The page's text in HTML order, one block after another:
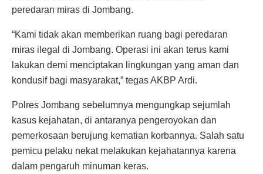
peredaran miras di Jombang.
“Kami tidak akan memberikan ruang bagi peredaran
miras ilegal di Jombang. Operasi ini akan terus kami
lakukan demi menciptakan lingkungan yang aman dan
kondusif bagi masyarakat,” tegas AKBP Ardi.
Polres Jombang sebelumnya mengungkap sejumlah
kasus kejahatan, di antaranya pengeroyokan dan
pemerkosaan berujung kematian korbannya. Salah satu
pemicu pelaku nekat melakukan kejahatannya karena
dalam pengaruh minuman keras.